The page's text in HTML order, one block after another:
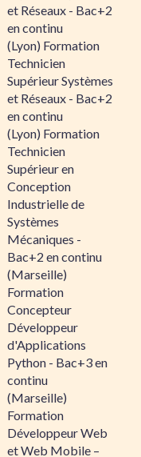
et Réseaux - Bac+2
en continu
(Lyon) Formation
Technicien
Supérieur Systèmes
et Réseaux - Bac+2
en continu
(Lyon) Formation
Technicien
Supérieur en
Conception
Industrielle de
Systèmes
Mécaniques -
Bac+2 en continu
(Marseille)
Formation
Concepteur
Développeur
d'Applications
Python - Bac+3 en
continu
(Marseille)
Formation
Développeur Web
et Web Mobile –